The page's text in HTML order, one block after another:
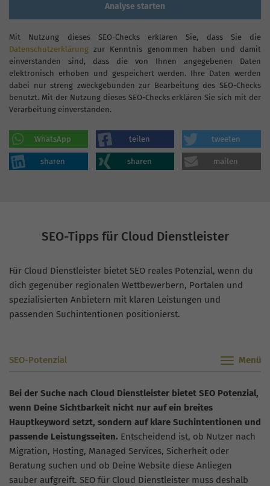
Analyse starten
Mit Nutzung dieses SEO-Checks erklären Sie, dass Sie die
Datenschutzerklärung zur Kenntnis genommen haben und damit
einverstanden sind, dass die von Ihnen angegebenen Daten
elektronisch erhoben und gespeichert werden. Ihre Daten werden
dabei nur streng zweckgebunden zur Bearbeitung des SEO-Checks
benutzt. Mit der Nutzung dieses SEO-Checks erklären Sie sich mit der
Verarbeitung einverstanden.
WhatsApp teilen tweeten
sharen sharen mailen
SEO-Tipps für Cloud Dienstleister
Für Cloud Dienstleister bietet SEO reales Potenzial, wenn du
dich gegenüber regionalen Wettbewerbern, Portalen und
spezialisierten Anbietern mit klaren Leistungen und
passenden Suchintentionen positionierst.
SEO-Potenzial
Bei der Suche nach Cloud Dienstleister bietet SEO Potenzial,
wenn Deine Sichtbarkeit nicht nur auf ein breites
Hauptkeyword setzt, sondern auf klare Suchintentionen und
passende Leistungsseiten. Entscheidend ist, ob Nutzer nach
Migration, Hosting, Managed Services, Sicherheit oder
Beratung suchen und ob Deine Website diese Anliegen
sauber aufgreift. SEO für Cloud Dienstleister muss deshalb